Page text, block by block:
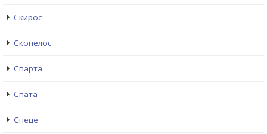
Скирос
Скопелос
Спарта
Спата
Спеце